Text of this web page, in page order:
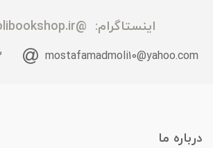
اینستاگرام: @madmolibookshop.ir
mostafamadmoli10@yahoo.com
درباره ما